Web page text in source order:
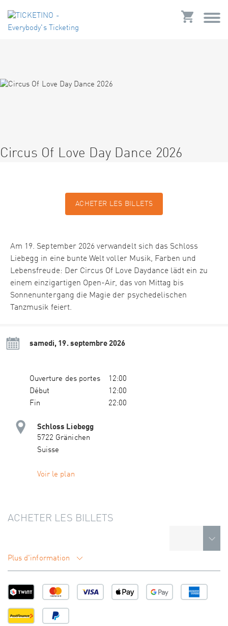
Circus Of Love Day Dance 2026
ACHETER LES BILLETS
Am 19. September 2026 verwandelt sich das Schloss
Liebegg in eine bunte Welt voller Musik, Farben und
Lebensfreude: Der Circus Of Love Daydance lädt ein zu
einem einzigartigen Open-Air, das von Mittag bis
Sonnenuntergang die Magie der psychedelischen
Tanzmusik feiert.
samedi, 19. septembre 2026
Ouverture des portes
12:00
Début
12:00
Fin
22:00
Schloss Liebegg
5722 Gränichen
Suisse
Voir le plan
ACHETER LES BILLETS
Plus d'information